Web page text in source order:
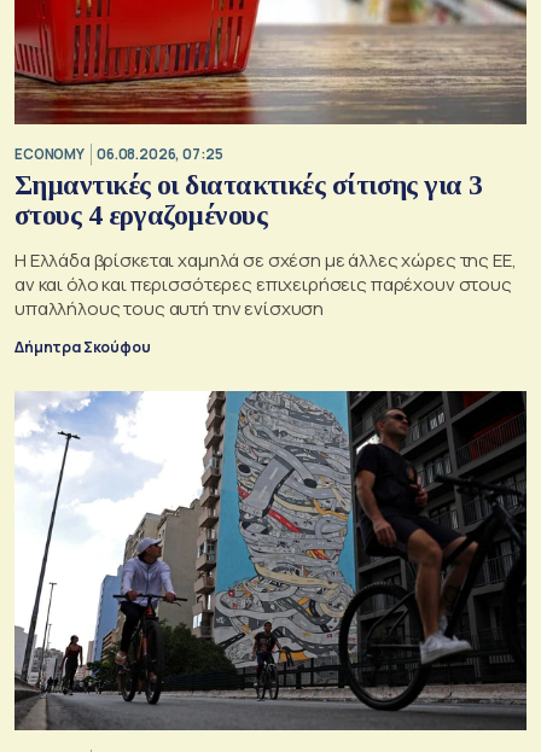
ECONOMY 06.08.2026, 07:25
Σημαντικές οι διατακτικές σίτισης για 3
στους 4 εργαζομένους
Η Ελλάδα βρίσκεται χαμηλά σε σχέση με άλλες χώρες της ΕΕ,
αν και όλο και περισσότερες επιχειρήσεις παρέχουν στους
υπαλλήλους τους αυτή την ενίσχυση
Δήμητρα Σκούφου